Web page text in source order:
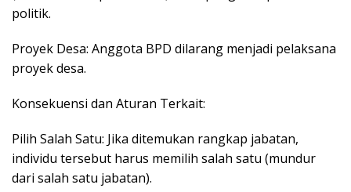
politik.
Proyek Desa: Anggota BPD dilarang menjadi pelaksana
proyek desa.
Konsekuensi dan Aturan Terkait:
Pilih Salah Satu: Jika ditemukan rangkap jabatan,
individu tersebut harus memilih salah satu (mundur
dari salah satu jabatan).